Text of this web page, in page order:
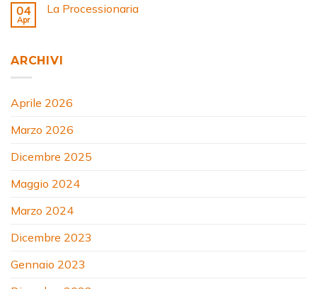
04
Apr
La Processionaria
ARCHIVI
Aprile 2026
Marzo 2026
Dicembre 2025
Maggio 2024
Marzo 2024
Dicembre 2023
Gennaio 2023